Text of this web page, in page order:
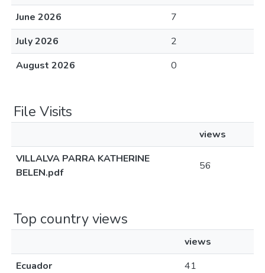
June 2026
7
July 2026
2
August 2026
0
File Visits
views
VILLALVA PARRA KATHERINE
BELEN.pdf
56
Top country views
views
Ecuador
41